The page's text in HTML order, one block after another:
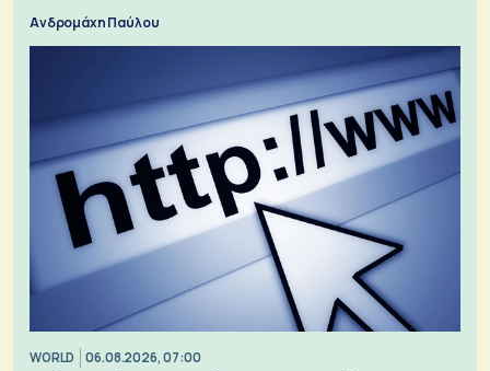
Ανδρομάχη Παύλου
WORLD 06.08.2026, 07:00